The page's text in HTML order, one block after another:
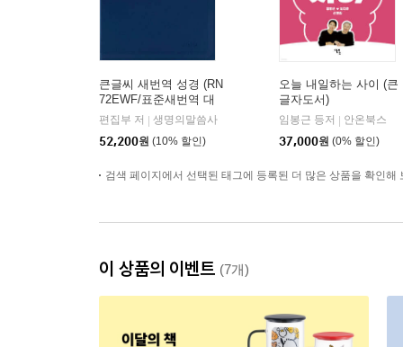
큰글씨 새번역 성경 (RN
72EWF/표준새번역 대
단본/무지퍼/PU/반달 색
인/주석 없음/뉴다크네
이비)
편집부 저
생명의말씀사
52,200원 (10% 할인)
오늘 내일하는 사이 (큰
글자도서)
임봉근 등저
안온북스
37,000원 (0% 할인)
검색 페이지에서 선택된 태그에 등록된 더 많은 상품을 확인해
이 상품의 이벤트 (7개)